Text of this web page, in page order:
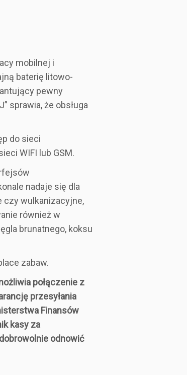
mobilnej i
baterię litowo-
pewny
sprawia, że obsługa
do sieci
WIFI lub GSM.
nadaje się dla
czy wulkanizacyjne,
również w
brunatnego, koksu
zabaw.
połączenie z
przesyłania
Finansów
kasy za
odnowić